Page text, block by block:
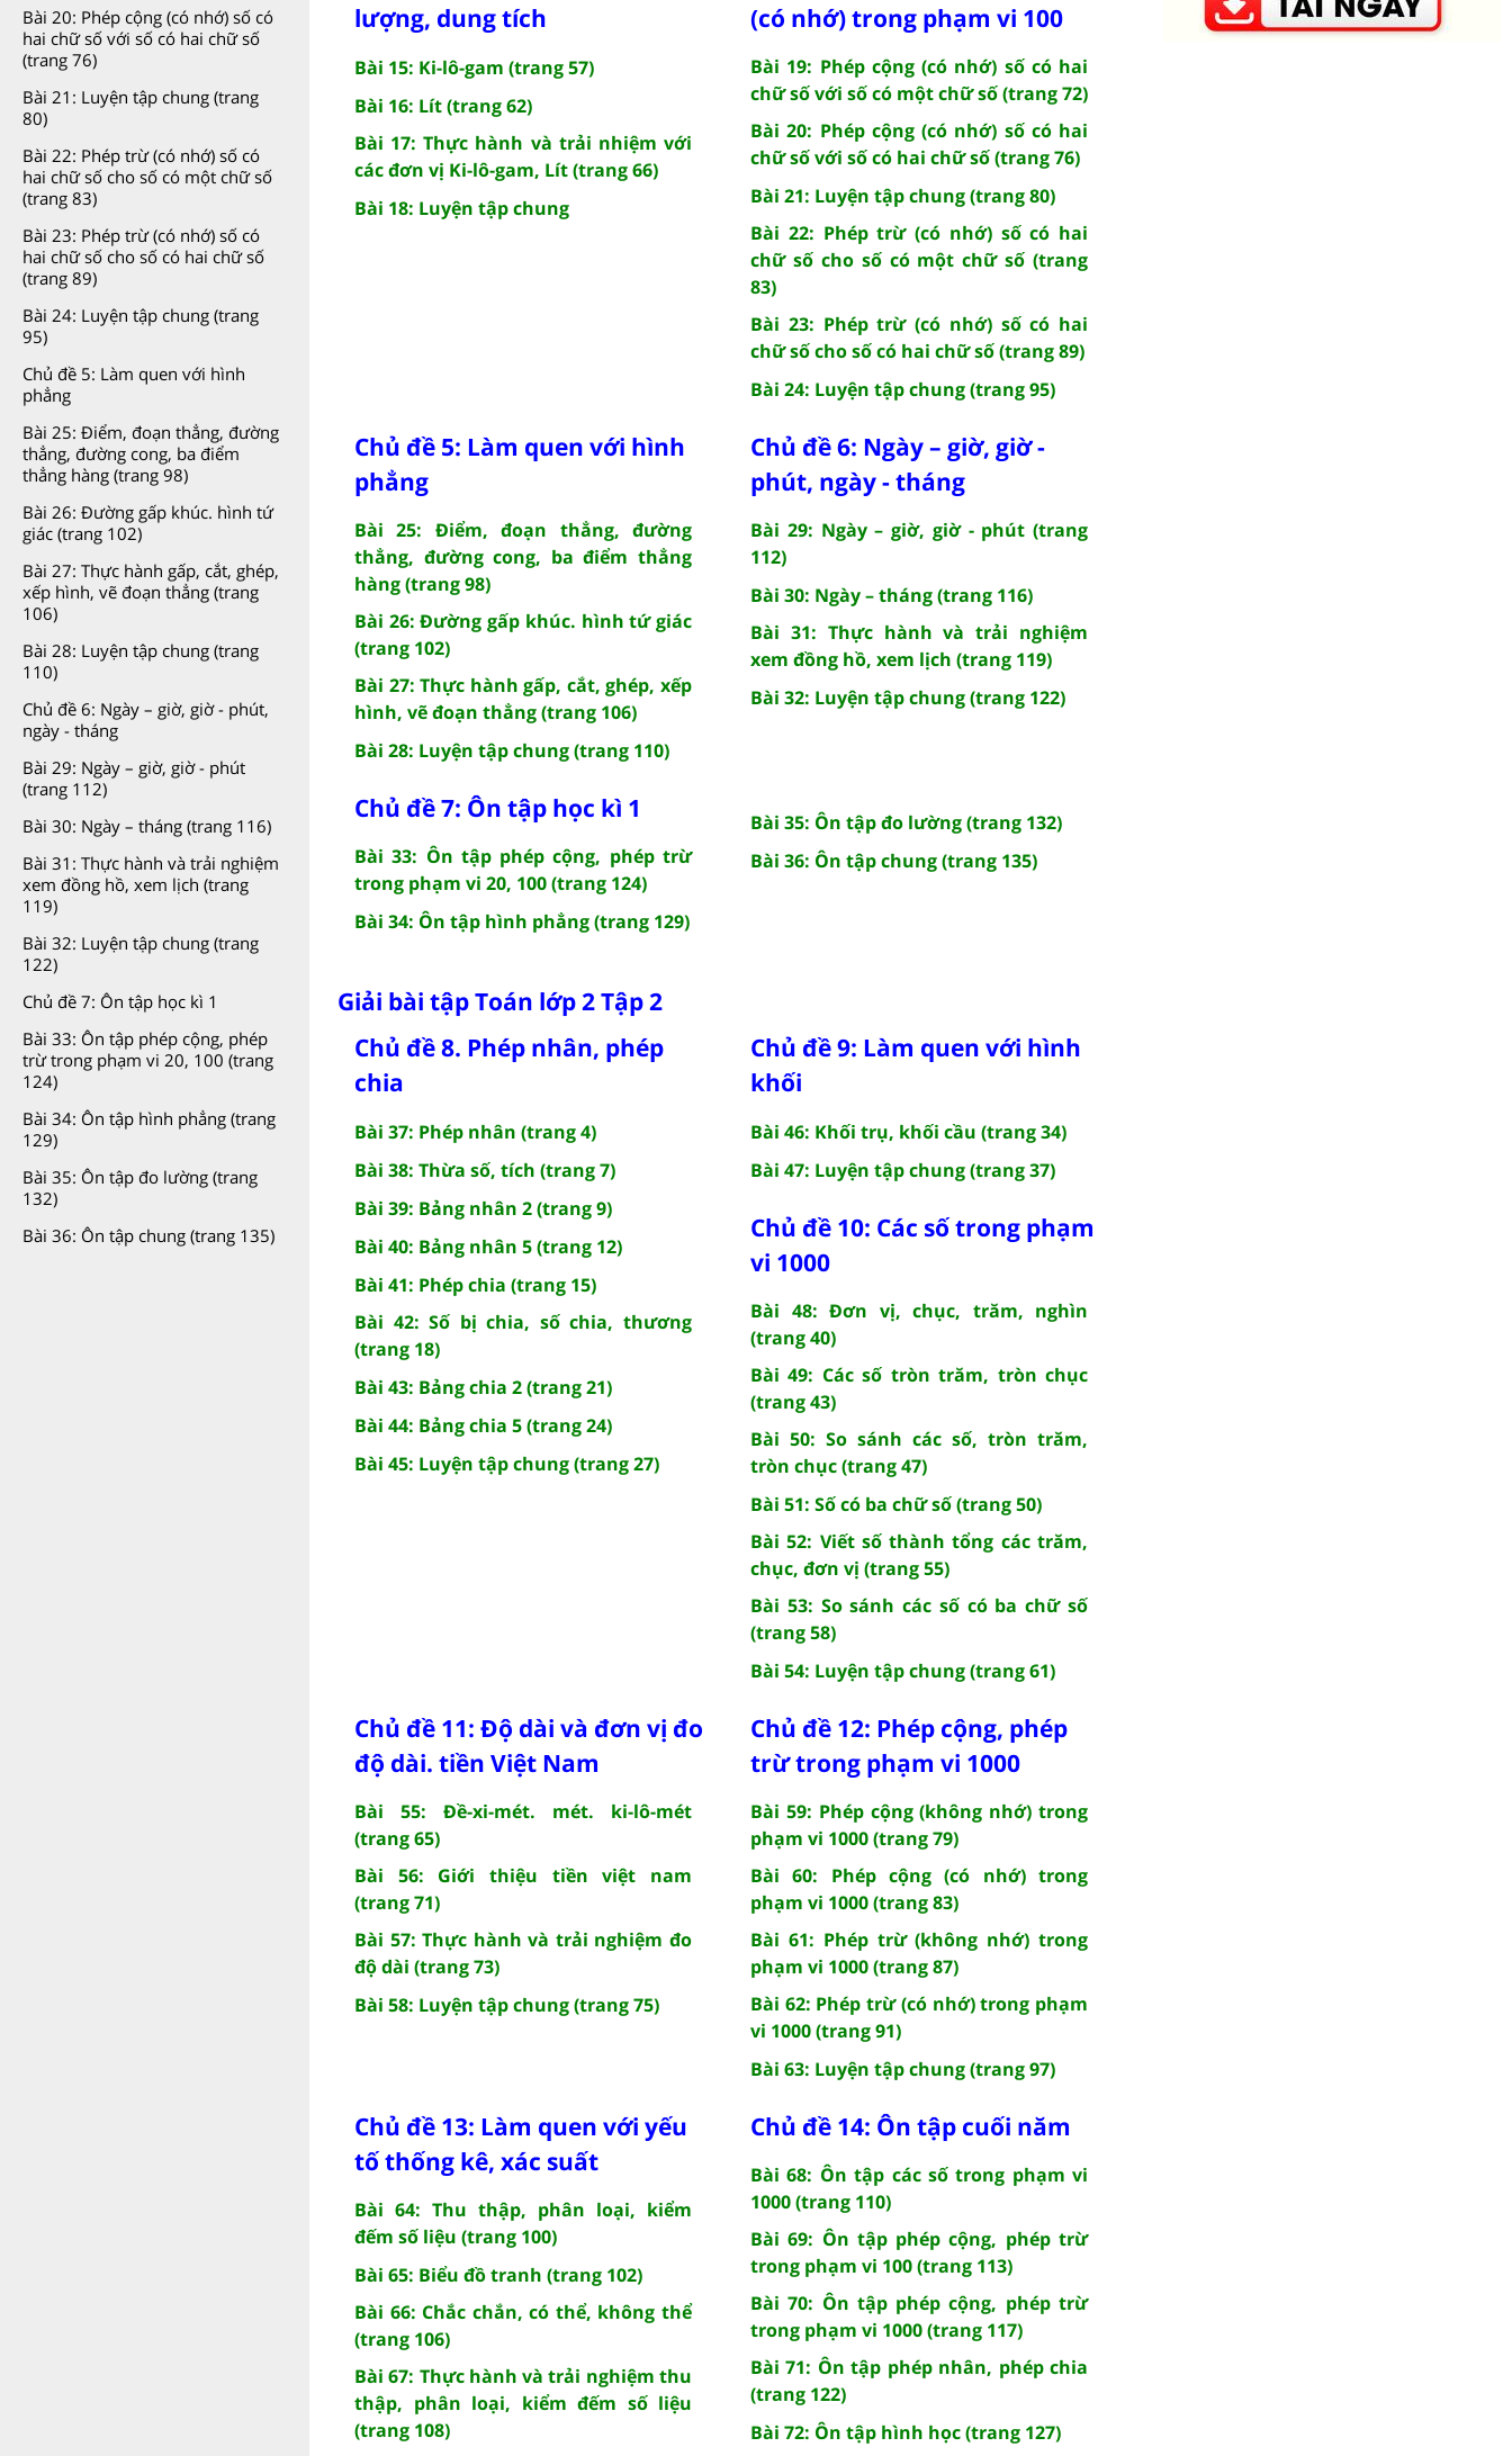
Bài 20: Phép cộng (có nhớ) số có
hai chữ số với số có hai chữ số
(trang 76)
Bài 21: Luyện tập chung (trang
80)
Bài 22: Phép trừ (có nhớ) số có
hai chữ số cho số có một chữ số
(trang 83)
Bài 23: Phép trừ (có nhớ) số có
hai chữ số cho số có hai chữ số
(trang 89)
Bài 24: Luyện tập chung (trang
95)
Chủ đề 5: Làm quen với hình
phẳng
Bài 25: Điểm, đoạn thẳng, đường
thẳng, đường cong, ba điểm
thẳng hàng (trang 98)
Bài 26: Đường gấp khúc. hình tứ
giác (trang 102)
Bài 27: Thực hành gấp, cắt, ghép,
xếp hình, vẽ đoạn thẳng (trang
106)
Bài 28: Luyện tập chung (trang
110)
Chủ đề 6: Ngày – giờ, giờ - phút,
ngày - tháng
Bài 29: Ngày – giờ, giờ - phút
(trang 112)
Bài 30: Ngày – tháng (trang 116)
Bài 31: Thực hành và trải nghiệm
xem đồng hồ, xem lịch (trang
119)
Bài 32: Luyện tập chung (trang
122)
Chủ đề 7: Ôn tập học kì 1
Bài 33: Ôn tập phép cộng, phép
trừ trong phạm vi 20, 100 (trang
124)
Bài 34: Ôn tập hình phẳng (trang
129)
Bài 35: Ôn tập đo lường (trang
132)
Bài 36: Ôn tập chung (trang 135)
lượng, dung tích
Bài 15: Ki-lô-gam (trang 57)
Bài 16: Lít (trang 62)
Bài 17: Thực hành và trải nhiệm với
các đơn vị Ki-lô-gam, Lít (trang 66)
Bài 18: Luyện tập chung
(có nhớ) trong phạm vi 100
Bài 19: Phép cộng (có nhớ) số có hai
chữ số với số có một chữ số (trang 72)
Bài 20: Phép cộng (có nhớ) số có hai
chữ số với số có hai chữ số (trang 76)
Bài 21: Luyện tập chung (trang 80)
Bài 22: Phép trừ (có nhớ) số có hai
chữ số cho số có một chữ số (trang
83)
Bài 23: Phép trừ (có nhớ) số có hai
chữ số cho số có hai chữ số (trang 89)
Bài 24: Luyện tập chung (trang 95)
Chủ đề 5: Làm quen với hình
phẳng
Bài 25: Điểm, đoạn thẳng, đường
thẳng, đường cong, ba điểm thẳng
hàng (trang 98)
Bài 26: Đường gấp khúc. hình tứ giác
(trang 102)
Bài 27: Thực hành gấp, cắt, ghép, xếp
hình, vẽ đoạn thẳng (trang 106)
Bài 28: Luyện tập chung (trang 110)
Chủ đề 6: Ngày – giờ, giờ -
phút, ngày - tháng
Bài 29: Ngày – giờ, giờ - phút (trang
112)
Bài 30: Ngày – tháng (trang 116)
Bài 31: Thực hành và trải nghiệm
xem đồng hồ, xem lịch (trang 119)
Bài 32: Luyện tập chung (trang 122)
Chủ đề 7: Ôn tập học kì 1
Bài 33: Ôn tập phép cộng, phép trừ
trong phạm vi 20, 100 (trang 124)
Bài 34: Ôn tập hình phẳng (trang 129)
Bài 35: Ôn tập đo lường (trang 132)
Bài 36: Ôn tập chung (trang 135)
Giải bài tập Toán lớp 2 Tập 2
Chủ đề 8. Phép nhân, phép
chia
Bài 37: Phép nhân (trang 4)
Bài 38: Thừa số, tích (trang 7)
Bài 39: Bảng nhân 2 (trang 9)
Bài 40: Bảng nhân 5 (trang 12)
Bài 41: Phép chia (trang 15)
Bài 42: Số bị chia, số chia, thương
(trang 18)
Bài 43: Bảng chia 2 (trang 21)
Bài 44: Bảng chia 5 (trang 24)
Bài 45: Luyện tập chung (trang 27)
Chủ đề 9: Làm quen với hình
khối
Bài 46: Khối trụ, khối cầu (trang 34)
Bài 47: Luyện tập chung (trang 37)
Chủ đề 10: Các số trong phạm
vi 1000
Bài 48: Đơn vị, chục, trăm, nghìn
(trang 40)
Bài 49: Các số tròn trăm, tròn chục
(trang 43)
Bài 50: So sánh các số, tròn trăm,
tròn chục (trang 47)
Bài 51: Số có ba chữ số (trang 50)
Bài 52: Viết số thành tổng các trăm,
chục, đơn vị (trang 55)
Bài 53: So sánh các số có ba chữ số
(trang 58)
Bài 54: Luyện tập chung (trang 61)
Chủ đề 11: Độ dài và đơn vị đo
độ dài. tiền Việt Nam
Bài 55: Đề-xi-mét. mét. ki-lô-mét
(trang 65)
Bài 56: Giới thiệu tiền việt nam
(trang 71)
Bài 57: Thực hành và trải nghiệm đo
độ dài (trang 73)
Bài 58: Luyện tập chung (trang 75)
Chủ đề 12: Phép cộng, phép
trừ trong phạm vi 1000
Bài 59: Phép cộng (không nhớ) trong
phạm vi 1000 (trang 79)
Bài 60: Phép cộng (có nhớ) trong
phạm vi 1000 (trang 83)
Bài 61: Phép trừ (không nhớ) trong
phạm vi 1000 (trang 87)
Bài 62: Phép trừ (có nhớ) trong phạm
vi 1000 (trang 91)
Bài 63: Luyện tập chung (trang 97)
Chủ đề 13: Làm quen với yếu
tố thống kê, xác suất
Bài 64: Thu thập, phân loại, kiểm
đếm số liệu (trang 100)
Bài 65: Biểu đồ tranh (trang 102)
Bài 66: Chắc chắn, có thể, không thể
(trang 106)
Bài 67: Thực hành và trải nghiệm thu
thập, phân loại, kiểm đếm số liệu
(trang 108)
Chủ đề 14: Ôn tập cuối năm
Bài 68: Ôn tập các số trong phạm vi
1000 (trang 110)
Bài 69: Ôn tập phép cộng, phép trừ
trong phạm vi 100 (trang 113)
Bài 70: Ôn tập phép cộng, phép trừ
trong phạm vi 1000 (trang 117)
Bài 71: Ôn tập phép nhân, phép chia
(trang 122)
Bài 72: Ôn tập hình học (trang 127)